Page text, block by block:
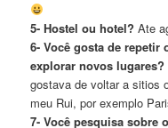
5- Hostel ou hotel?Ate
6- Você gosta de
explorar novos lugares?
gostava de voltar a sitios
meu Rui, por exemplo
7- Você pesquisa sobre